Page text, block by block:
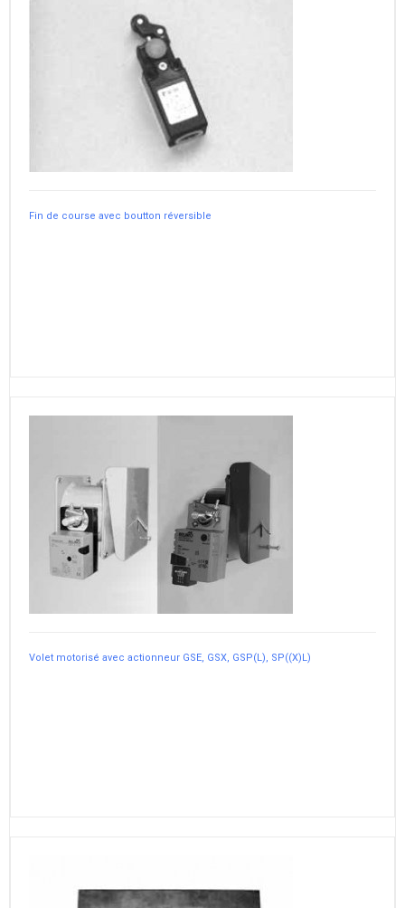
Fin de course avec boutton réversible
Volet motorisé avec actionneur GSE, GSX, GSP(L), SP((X)L)